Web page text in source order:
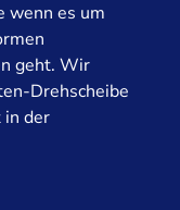
wenn es um
geht. Wir
Drehscheibe
in der